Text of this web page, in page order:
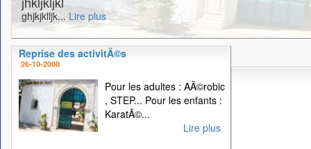
ghjkjklljk... Lire plus
Reprise des activitÃ©s
26-10-2008
Pour les adultes : AÃ©robic
, STEP... Pour les enfants :
KaratÃ©...
Lire plus